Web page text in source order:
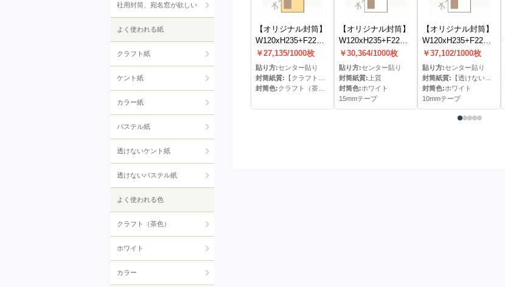
社用封筒、宛名窓が欲しい
よく使われる紙
クラフト紙
ケント紙
カラー紙
パステル紙
透けないケント紙
透けないパステル紙
よく使われる色
クラフト（茶色）
ホワイト
カラー
【オリジナル封筒】
W120xH235+F22窓
明封筒(なし)(C貼)
￥27,135/1000枚
貼り方:センター貼り
封筒紙質: 【クラフト（＝半晒クラフト）】
封筒色:クラフト（茶）色
【オリジナル封筒】
W120xH235+F22窓
明封筒(15mmテー
プ)(C貼)
￥30,364/1000枚
貼り方:センター貼り
封筒紙質: 上質
封筒色:ホワイト
15mmテープ
【オリジナル封筒】
W120xH235+F22窓
明封筒(10mmテー
プ)(C貼)
￥37,102/1000枚
貼り方:センター貼り
封筒紙質: 【透けないケント（≒ハーフトーン９９）】
封筒色:ホワイト
10mmテープ